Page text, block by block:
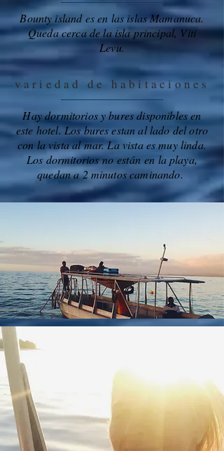
Bounty island es en las islas Mamanuca.
Queda cerca de la isla principal, Viti
Levu.
variedad de habitaciones
Hay dormitorios y bures disponibles en
este hotel. Los bures estan al lado del otro
con la vista al mar. La vista es muy linda.
Los dormitorios no están en la playa,
quedan a 2 minutos caminando.